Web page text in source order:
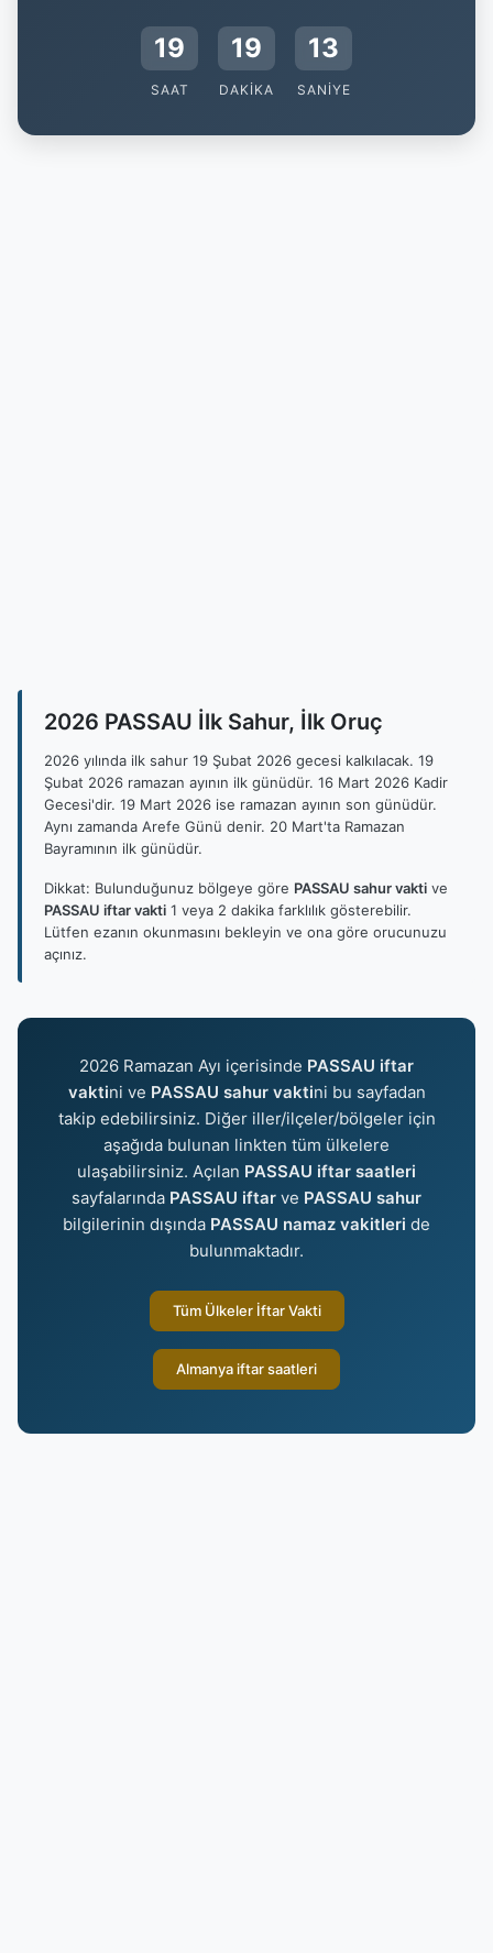
19
SAAT
19
DAKIKA
12
SANIYE
2026 PASSAU İlk Sahur, İlk Oruç
2026 yılında ilk sahur 19 Şubat 2026 gecesi kalkılacak. 19
Şubat 2026 ramazan ayının ilk günüdür. 16 Mart 2026 Kadir
Gecesi'dir. 19 Mart 2026 ise ramazan ayının son günüdür.
Aynı zamanda Arefe Günü denir. 20 Mart'ta Ramazan
Bayramının ilk günüdür.
Dikkat: Bulunduğunuz bölgeye göre PASSAU sahur vakti ve
PASSAU iftar vakti 1 veya 2 dakika farklılık gösterebilir.
Lütfen ezanın okunmasını bekleyin ve ona göre orucunuzu
açınız.
2026 Ramazan Ayı içerisinde PASSAU iftar
vaktini ve PASSAU sahur vaktini bu sayfadan
takip edebilirsiniz. Diğer iller/ilçeler/bölgeler için
aşağıda bulunan linkten tüm ülkelere
ulaşabilirsiniz. Açılan PASSAU iftar saatleri
sayfalarında PASSAU iftar ve PASSAU sahur
bilgilerinin dışında PASSAU namaz vakitleri de
bulunmaktadır.
Tüm Ülkeler İftar Vakti
Almanya iftar saatleri